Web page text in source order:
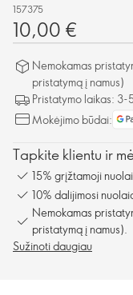
157375
10,00 €
Nemokamas
pristatymą į namus)
Pristatymo laikas:
Mokėjimo būdai:
Tapkite klientu ir
15% grįžtamoji
10% dalijimosi
Nemokamas
pristatymą į namus).
Sužinoti daugiau